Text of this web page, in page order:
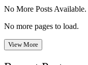
No More Posts Available.
No more pages to load.
View More